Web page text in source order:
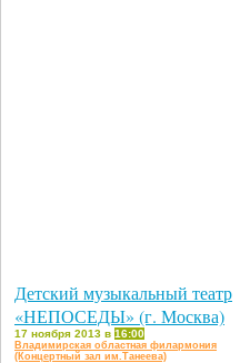
Детский музыкальный театр
«НЕПОСЕДЫ» (г. Москва)
17 ноября 2013 в 16:00
Владимирская областная филармония
(Концертный зал им.Танеева)